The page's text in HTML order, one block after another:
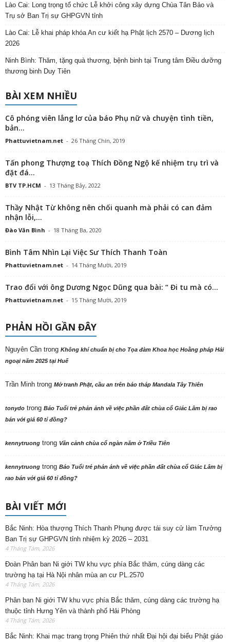
Lào Cai: Long trọng tổ chức Lễ khởi công xây dựng Chùa Tân Bảo và
Trụ sở Ban Trị sự GHPGVN tỉnh
Lào Cai: Lễ khai pháp khóa An cư kiết hạ Phật lịch 2570 – Dương lịch
2026
Ninh Bình: Thăm, tặng quà thương, bệnh binh tại Trung tâm Điều dưỡng
thương binh Duy Tiên
BÀI XEM NHIỀU
Cô phóng viên lẳng lơ của báo Phụ nữ và chuyện tình tiền,
bản...
Phattuvietnam.net - 26 Tháng Chín, 2019
Tấn phong Thượng toạ Thích Đồng Ngộ kế nhiệm trụ trì và
đặt đá...
BTV TP.HCM - 13 Tháng Bảy, 2022
Thầy Nhật Từ không nên chối quanh mà phải có can đảm
nhận lỗi,...
Đào Văn Bình - 18 Tháng Ba, 2020
Bình Tâm Nhìn Lại Việc Sư Thích Thanh Toàn
Phattuvietnam.net - 14 Tháng Mười, 2019
Trao đổi với ông Dương Ngọc Dũng qua bài: “ Đi tu mà có...
Phattuvietnam.net - 15 Tháng Mười, 2019
PHẢN HỒI GẦN ĐÂY
Nguyên Cần trong Không khí chuẩn bị cho Tọa đàm Khoa học Hoằng pháp Hải
ngoại năm 2025 tại Huế
Trần Minh trong Mở tranh Phật, cầu an trên bảo tháp Mandala Tây Thiên
tonydo trong Báo Tuổi trẻ phản ảnh về việc phần đất chùa cổ Giác Lâm bị rao
bán với giá 60 tỉ đồng?
kennytruong trong Vãn cảnh chùa cổ ngàn năm ở Triều Tiên
kennytruong trong Báo Tuổi trẻ phản ảnh về việc phần đất chùa cổ Giác Lâm bị
rao bán với giá 60 tỉ đồng?
BÀI VIẾT MỚI
Bắc Ninh: Hòa thượng Thích Thanh Phụng được tái suy cử làm Trưởng
Ban Trị sự GHPGVN tỉnh nhiệm kỳ 2026 – 2031
4 Tháng Tám, 2026
Đoàn Phân ban Ni giới TW khu vực phía Bắc thăm, cúng dàng các
trường hạ tại Hà Nội nhân mùa an cư PL.2570
4 Tháng Tám, 2026
Phân ban Ni giới TW khu vực phía Bắc thăm, cúng dàng các trường hạ
thuộc tỉnh Hưng Yên và thành phố Hải Phòng
4 Tháng Tám, 2026
Bắc Ninh: Khai mạc trang trọng Phiên thứ nhất Đại hội đại biểu Phật giáo